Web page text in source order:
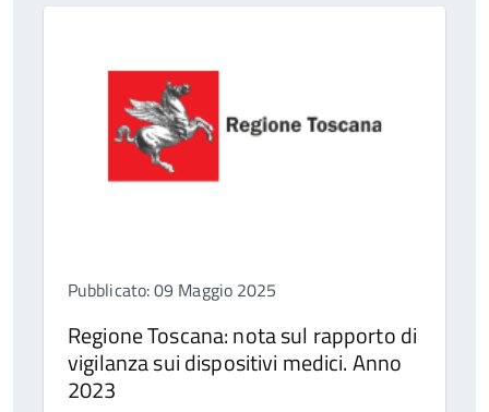
Pubblicato: 09 Maggio 2025
Regione Toscana: nota sul rapporto di
vigilanza sui dispositivi medici. Anno
2023